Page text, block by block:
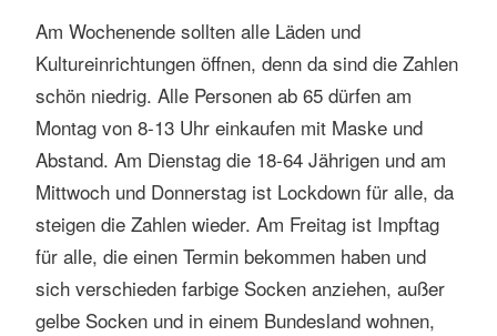
Am Wochenende sollten alle Läden und
Kultureinrichtungen öffnen, denn da sind die Zahlen
schön niedrig. Alle Personen ab 65 dürfen am
Montag von 8-13 Uhr einkaufen mit Maske und
Abstand. Am Dienstag die 18-64 Jährigen und am
Mittwoch und Donnerstag ist Lockdown für alle, da
steigen die Zahlen wieder. Am Freitag ist Impftag
für alle, die einen Termin bekommen haben und
sich verschieden farbige Socken anziehen, außer
gelbe Socken und in einem Bundesland wohnen,